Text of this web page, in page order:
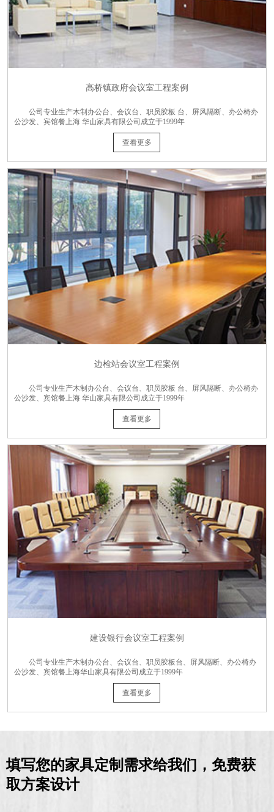
高桥镇政府会议室工程案例
公司专业生产木制办公台、会议台、职员胶板 台、屏风隔断、办公椅办
公沙发、宾馆餐上海 华山家具有限公司成立于1999年
查看更多
边检站会议室工程案例
公司专业生产木制办公台、会议台、职员胶板 台、屏风隔断、办公椅办
公沙发、宾馆餐上海 华山家具有限公司成立于1999年
查看更多
建设银行会议室工程案例
公司专业生产木制办公台、会议台、职员胶板台、屏风隔断、办公椅办
公沙发、宾馆餐上海华山家具有限公司成立于1999年
查看更多
填写您的家具定制需求给我们，免费获
取方案设计